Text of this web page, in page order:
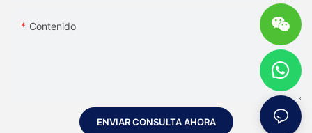
Contenido
ENVIAR CONSULTA AHORA